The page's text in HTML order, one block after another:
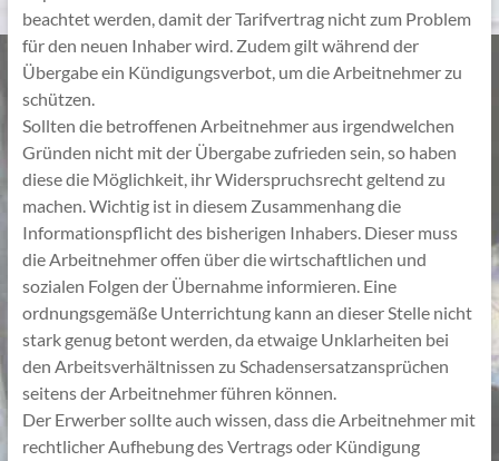
beachtet werden, damit der Tarifvertrag nicht zum Problem
für den neuen Inhaber wird. Zudem gilt während der
Übergabe ein Kündigungsverbot, um die Arbeitnehmer zu
schützen.
Sollten die betroffenen Arbeitnehmer aus irgendwelchen
Gründen nicht mit der Übergabe zufrieden sein, so haben
diese die Möglichkeit, ihr Widerspruchsrecht geltend zu
machen. Wichtig ist in diesem Zusammenhang die
Informationspflicht des bisherigen Inhabers. Dieser muss
die Arbeitnehmer offen über die wirtschaftlichen und
sozialen Folgen der Übernahme informieren. Eine
ordnungsgemäße Unterrichtung kann an dieser Stelle nicht
stark genug betont werden, da etwaige Unklarheiten bei
den Arbeitsverhältnissen zu Schadensersatzansprüchen
seitens der Arbeitnehmer führen können.
Der Erwerber sollte auch wissen, dass die Arbeitnehmer mit
rechtlicher Aufhebung des Vertrags oder Kündigung